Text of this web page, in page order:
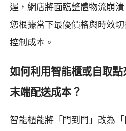
遲，網店將面臨整體物流崩
您根據當下最優價格與時效
控制成本。
如何利用智能櫃或自取
末端配送成本？
智能櫃能將「門到門」改為